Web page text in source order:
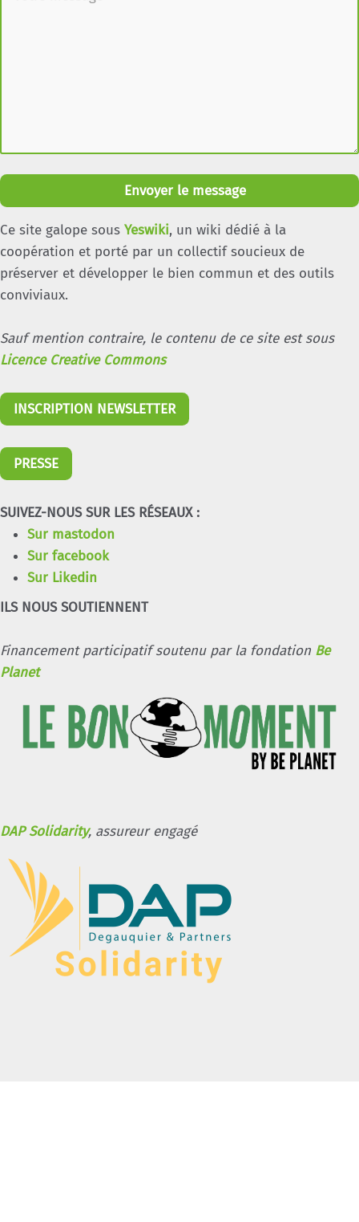
Envoyer le message
Ce site galope sous Yeswiki, un wiki dédié à la
coopération et porté par un collectif soucieux de
préserver et développer le bien commun et des outils
conviviaux.
Sauf mention contraire, le contenu de ce site est sous
Licence Creative Commons
INSCRIPTION NEWSLETTER
PRESSE
SUIVEZ-NOUS SUR LES RÉSEAUX :
Sur mastodon
Sur facebook
Sur Likedin
ILS NOUS SOUTIENNENT
Financement participatif soutenu par la fondation Be
Planet
DAP Solidarity, assureur engagé